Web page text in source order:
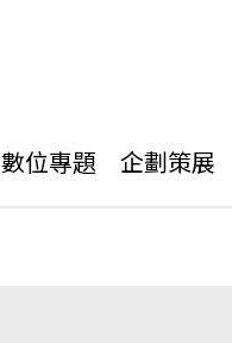
數位專題 企劃策展